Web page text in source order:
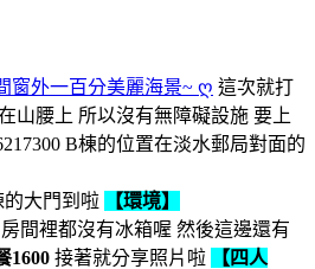
窗外一百分美麗海景~ ღ 這次就打
山腰上 所以沒有無障礙設施 要上
B棟的位置在淡水郵局對面的
大門到啦
【環境】
間裡都沒有冰箱喔 然後這邊還有
1600 接著就分享照片啦
【四人